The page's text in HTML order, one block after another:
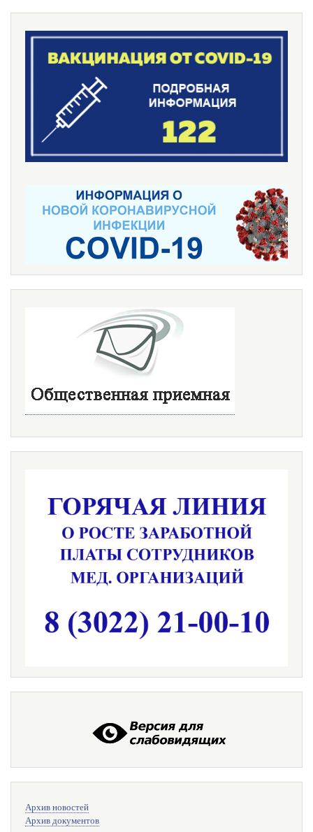
поиска
Архив новостей
Архив документов